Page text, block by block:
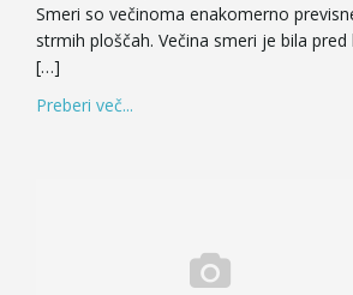
Smeri so večinoma enakomerno
strmih ploščah. Večina smeri je bila
[…]
Preberi več...